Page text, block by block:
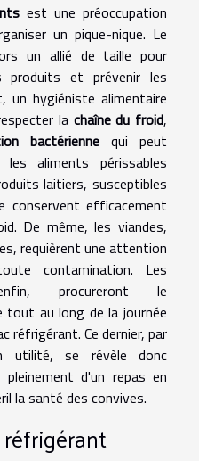
est une préoccupation
un pique-nique. Le
un allié de taille pour
et prévenir les
un hygiéniste alimentaire
la chaîne du froid,
bactérienne qui peut
aliments périssables
laitiers, susceptibles
conservent efficacement
De même, les viandes,
requièrent une attention
contamination. Les
procureront le
tout au long de la journée
réfrigérant. Ce dernier, par
utilité, se révèle donc
d'un repas en
la santé des convives.
réfrigérant